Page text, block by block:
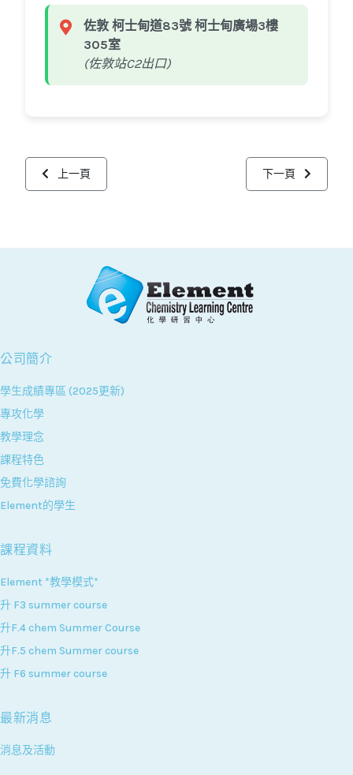
佐敦 柯士甸道83號 柯士甸廣場3樓
305室
(佐敦站C2出口)
上一篇文章: 學生成績專區 (2026更新)
上一頁 下一篇文章:
下一頁
公司簡介
學生成績專區 (2025更新)
專攻化學
教學理念
課程特色
免費化學諮詢
Element的學生
課程資料
Element *教學模式*
升 F3 summer course
升F.4 chem Summer Course
升F.5 chem Summer course
升 F6 summer course
最新消息
消息及活動